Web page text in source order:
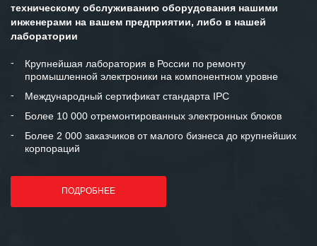
Мы высоко ценим сложившиеся
и доверительные партнерские
отношения и искренне желаем
«Инженерной компании «555» долгих
лет успеха и процветания.
техническому обслуживанию оборудования нашими
инженерами на вашем предприятии, либо в нашей
лаборатории
Крупнейшая лаборатория в России по ремонту
промышленной электроники на компонентном уровне
Международный сертификат стандарта IPC
Более 10 000 отремонтированных электронных блоков
Более 2 000 заказчиков от малого бизнеса до крупнейших
корпораций
ПОДРОБНЕЕ